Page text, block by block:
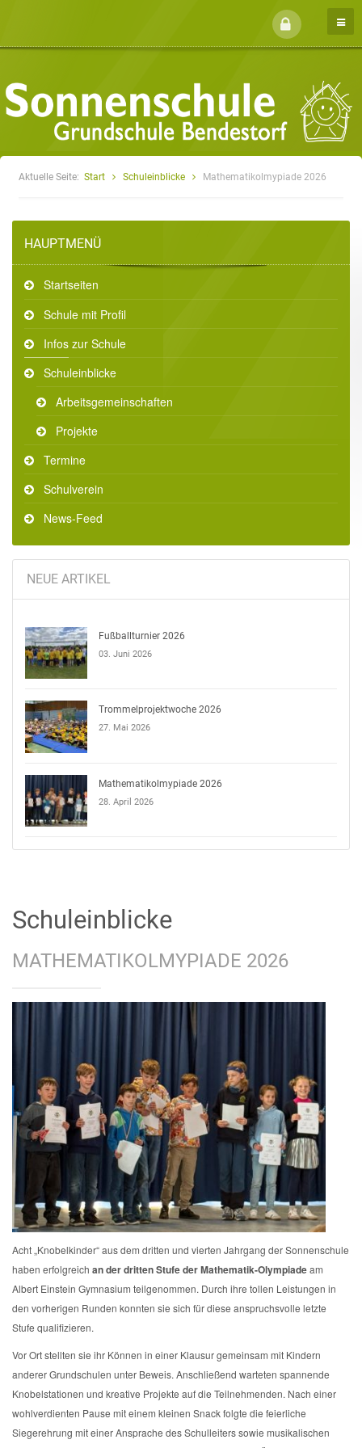
Aktuelle Seite: Start Schuleinblicke Mathematikolmypiade 2026
HAUPTMENÜ
Startseiten
Schule mit Profil
Infos zur Schule
Schuleinblicke
Arbeitsgemeinschaften
Projekte
Termine
Schulverein
News-Feed
NEUE ARTIKEL
Fußballturnier 2026
03. Juni 2026
Trommelprojektwoche 2026
27. Mai 2026
Mathematikolmypiade 2026
28. April 2026
Schuleinblicke
MATHEMATIKOLMYPIADE 2026
Acht „Knobelkinder“ aus dem dritten und vierten Jahrgang der Sonnenschule
haben erfolgreich an der dritten Stufe der Mathematik-Olympiadeam
Albert Einstein Gymnasium teilgenommen. Durch ihre tollen Leistungen in
den vorherigen Runden konnten sie sich für diese anspruchsvolle letzte
Stufe qualifizieren.
Vor Ort stellten sie ihr Können in einer Klausur gemeinsam mit Kindern
anderer Grundschulen unter Beweis. Anschließend warteten spannende
Knobelstationen und kreative Projekte auf die Teilnehmenden. Nach einer
wohlverdienten Pause mit einem kleinen Snack folgte die feierliche
Siegerehrung mit einer Ansprache des Schulleiters sowie musikalischen